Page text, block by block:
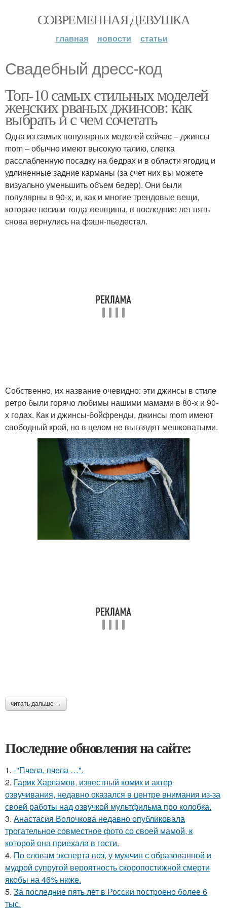
СОВРЕМЕННАЯ ДЕВУШКА
главная новости статьи
Свадебный дресс-код
Топ-10 самых стильных моделей
женских рваных джинсов: как
выбрать и с чем сочетать
Одна из самых популярных моделей сейчас – джинсы
mom – обычно имеют высокую талию, слегка
расслабленную посадку на бедрах и в области ягодиц и
удлиненные задние карманы (за счет них вы можете
визуально уменьшить объем бедер). Они были
популярны в 90-х, и, как и многие трендовые вещи,
которые носили тогда женщины, в последние лет пять
снова вернулись на фэшн-пьедестал.
Собственно, их название очевидно: эти джинсы в стиле
ретро были горячо любимы нашими мамами в 80-х и 90-
х годах. Как и джинсы-бойфренды, джинсы mom имеют
свободный крой, но в целом не выглядят мешковатыми.
читать дальше →
Последние обновления на сайте:
1. -"Пчела, пчела …".
2. Гарик Харламов, известный комик и актер
озвучивания, недавно оказался в центре внимания из-за
своей работы над озвучкой мультфильма про колобка.
3. Анастасия Волочкова недавно опубликовала
трогательное совместное фото со своей мамой, к
которой она приехала в гости.
4. По словам эксперта воз, у мужчин с образованной и
мудрой супругой вероятность скоропостижной смерти
якобы на 46% ниже.
5. За последние пять лет в России построено более 6
тыс.